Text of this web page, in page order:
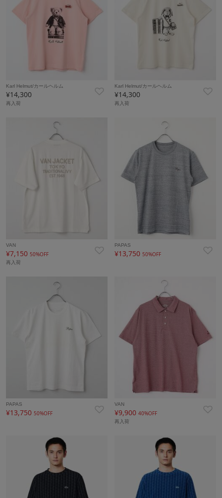
Karl Helmut/カールヘルム
¥14,300
再入荷
Karl Helmut/カールヘルム
¥14,300
再入荷
VAN
¥7,150 50%OFF
再入荷
PAPAS
¥13,75050%OFF
PAPAS
¥13,750 50%OFF
VAN
¥9,90040%OFF
再入荷